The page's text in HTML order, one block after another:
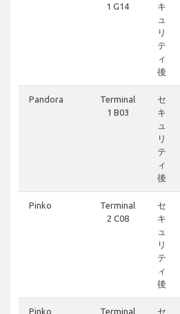
1 G14
キ
ュ
リ
テ
ィ
後
Pandora
Terminal
1 B03
セ
キ
ュ
リ
テ
ィ
後
Pinko
Terminal
2 C08
セ
キ
ュ
リ
テ
ィ
後
Pinko
Terminal
セ